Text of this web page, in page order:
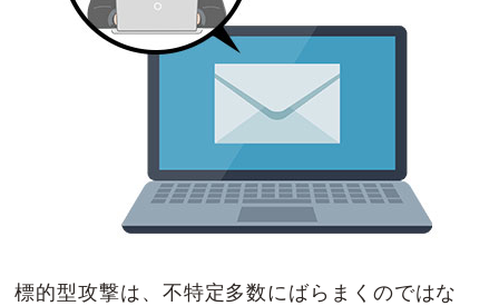
標的型攻撃は、不特定多数にばらまくのではな